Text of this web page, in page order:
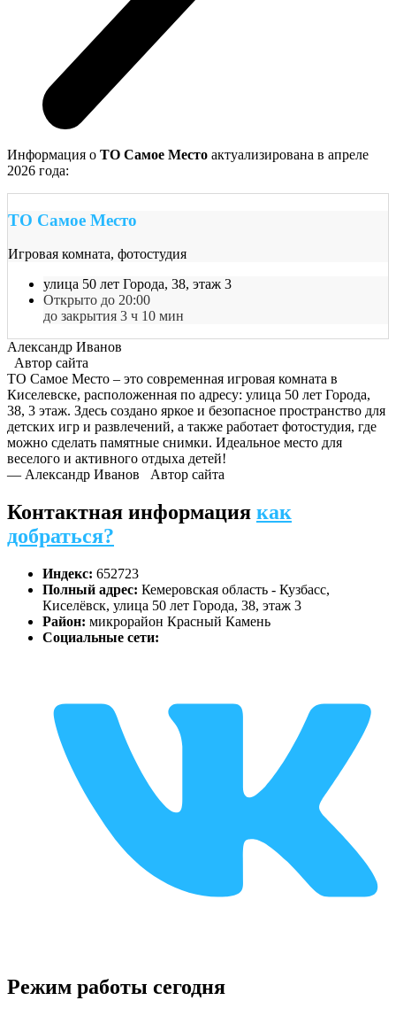
Информация о ТО Самое Место актуализирована в апреле
2026 года:
ТО Самое Место
Игровая комната, фотостудия
улица 50 лет Города, 38, этаж 3
Открыто до 20:00
до закрытия 3 ч 10 мин
Александр Иванов
Автор сайта
ТО Самое Место – это современная игровая комната в
Киселевске, расположенная по адресу: улица 50 лет Города,
38, 3 этаж. Здесь создано яркое и безопасное пространство для
детских игр и развлечений, а также работает фотостудия, где
можно сделать памятные снимки. Идеальное место для
веселого и активного отдыха детей!
— Александр Иванов Автор сайта
Контактная информация как
добраться?
Индекс: 652723
Полный адрес: Кемеровская область - Кузбасс,
Киселёвск, улица 50 лет Города, 38, этаж 3
Район: микрорайон Красный Камень
Социальные сети:
Режим работы сегодня